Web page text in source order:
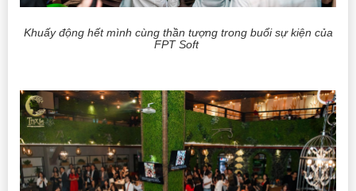
Khuấy động hết mình cùng thần tượng trong buổi sự kiện của
FPT Soft